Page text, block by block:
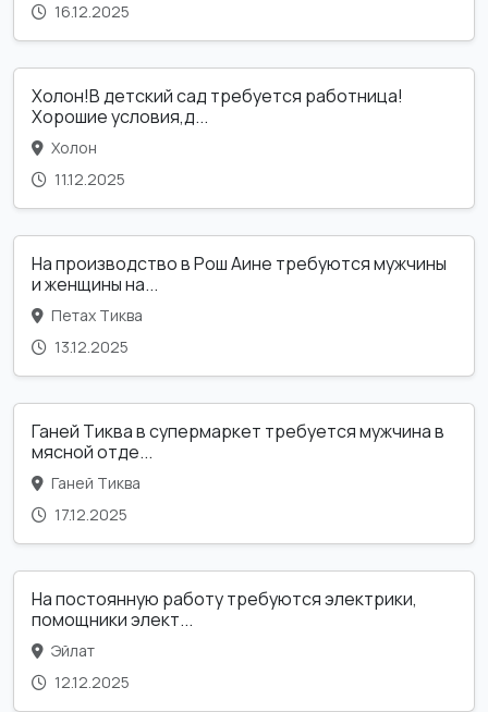
16.12.2025
Холон!В детский сад требуется работница!
Хорошие условия,д...
Холон
11.12.2025
На производство в Рош Аине требуются мужчины
и женщины на...
Петах Тиква
13.12.2025
Ганей Тиква в супермаркет требуется мужчина в
мясной отде...
Ганей Тиква
17.12.2025
На постоянную работу требуются электрики,
помощники элект...
Эйлат
12.12.2025